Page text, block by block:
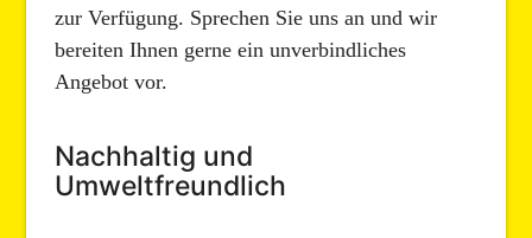
zur Verfügung. Sprechen Sie uns an und wir
bereiten Ihnen gerne ein unverbindliches
Angebot vor.
Nachhaltig und
Umweltfreundlich